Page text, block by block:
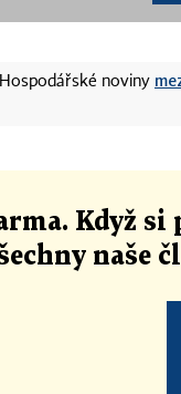
noviny
Když si
naše